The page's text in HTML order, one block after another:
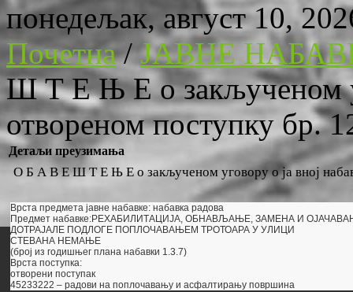
понедељак, август 10,
Почетна/ЈАВНЕ
Ш Т Е Њ Е о закљученом
отвореном поступку бр.
Детаљи преузимања
О Б А В Е Ш Т Е Њ Е о закљученом уговору о ја вној
Врста предмета јавне набавке: набавка радова
Предмет набавке:РЕХАБИЛИТАЦИЈА, ОБНАВЉАЊЕ, ЗАМЕНА И
ДОТРАЈАЛЕ ПОДЛОГЕ ПОПЛОЧАВАЊЕМ ТРОТОАРА У УЛИЦИ
СТЕВАНА НЕМАЊЕ
(број из годишњег плана набавки 1.3.7)
Врста поступка:
отворени поступак
45233222 – радови на поплочавању и асфалтирању површина